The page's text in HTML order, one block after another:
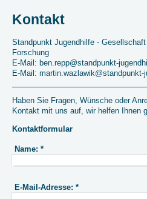
Kontakt
Standpunkt Jugendhilfe -
Forschung
E-Mail: ben.repp@standpunkt-
E-Mail: martin.wazlawik@standpunkt-
Haben Sie Fragen, Wünsche oder
Kontakt mit uns auf, wir helfen Ihnen
Kontaktformular
Name: *
E-Mail-Adresse: *